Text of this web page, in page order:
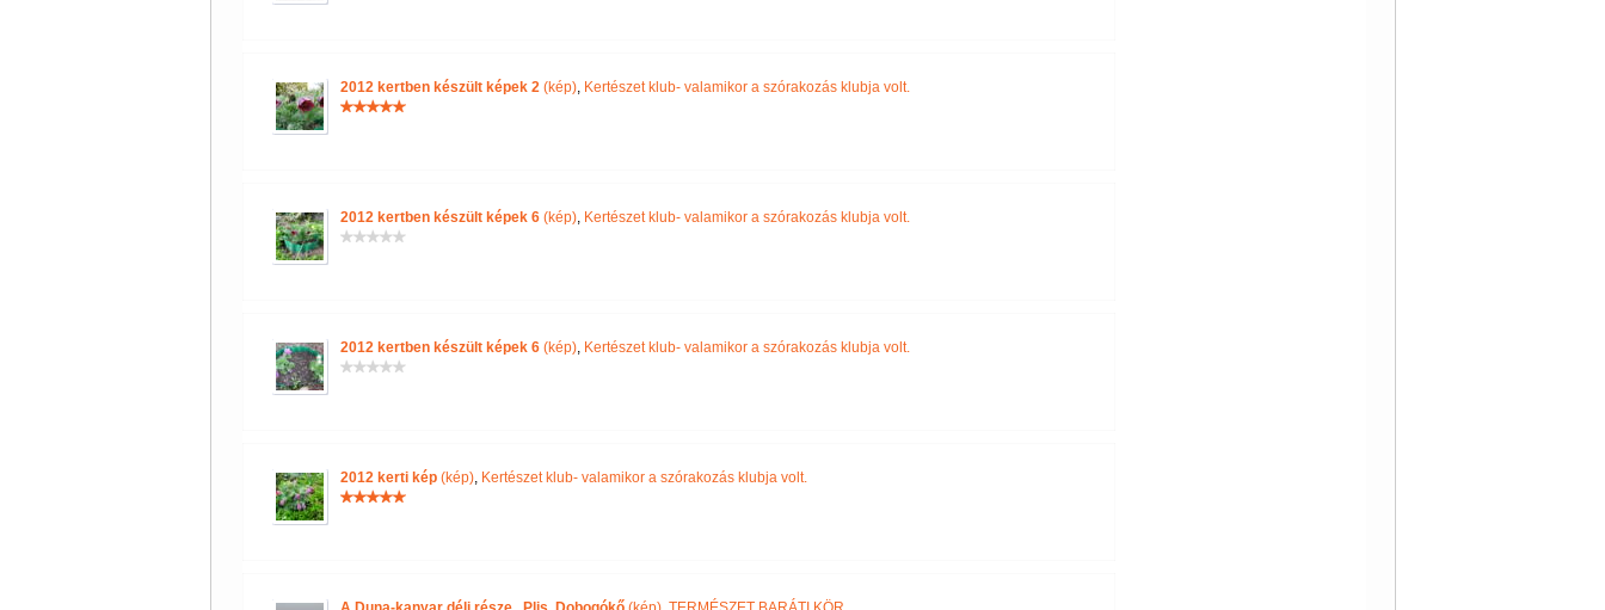
2012 kertben készült képek 2(kép), Kertészet klub- valamikor a szórakozás klubja volt.
2012 kertben készült képek 6(kép), Kertészet klub- valamikor a szórakozás klubja volt.
2012 kertben készült képek 6(kép), Kertészet klub- valamikor a szórakozás klubja volt.
2012 kerti kép(kép), Kertészet klub- valamikor a szórakozás klubja volt.